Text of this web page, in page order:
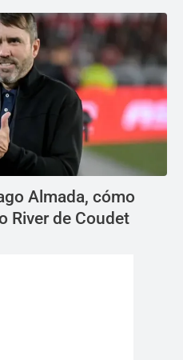
Almada, cómo
River de Coudet